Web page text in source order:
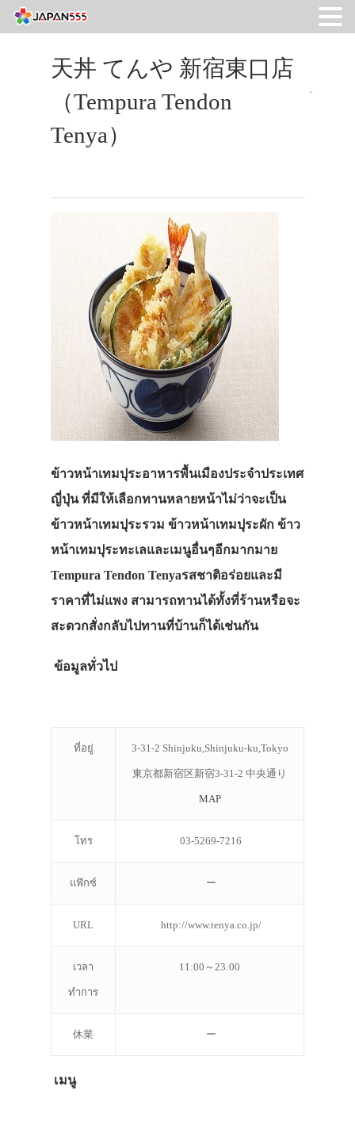
天丼 てんや 新宿東口店
（Tempura Tendon
Tenya）
ข้าวหน้าเทมปุระอาหารพื้นเมืองประจำประเทศ
ญี่ปุ่น ที่มีให้เลือกทานหลายหน้าไม่ว่าจะเป็น
ข้าวหน้าเทมปุระรวม ข้าวหน้าเทมปุระผัก ข้าว
หน้าเทมปุระทะเลและเมนูอื่นๆอีกมากมาย
Tempura Tendon Tenyaรสชาติอร่อยและมี
ราคาที่ไม่แพง สามารถทานได้ทั้งที่ร้านหรือจะ
สะดวกสั่งกลับไปทานที่บ้านก็ได้เช่นกัน
ข้อมูลทั่วไป
ที่อยู่ 3-31-2 Shinjuku,Shinjuku-ku,Tokyo
東京都新宿区新宿3-31-2 中央通り
MAP
โทร 03-5269-7216
แฟ๊กซ์ ー
URL http://www.tenya.co.jp/
เวลา
ทำการ
11:00～23:00
休業 ー
เมนู